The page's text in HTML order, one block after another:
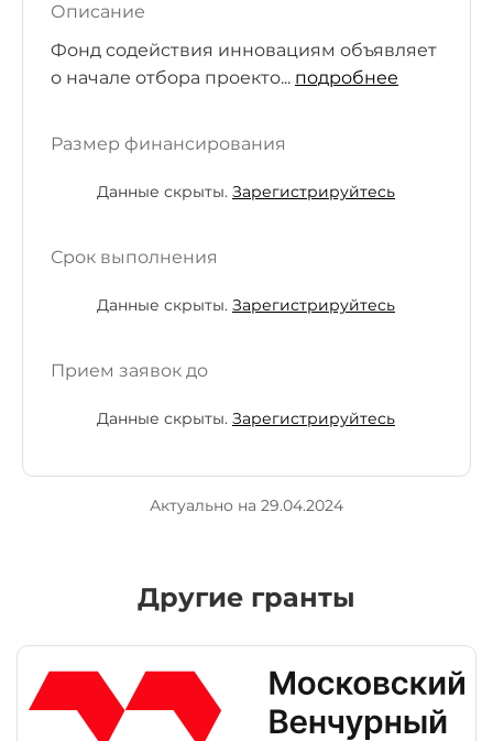
Описание
Фонд содействия инновациям объявляет
о начале отбора проекто... подробнее
Размер финансирования
Данные скрыты. Зарегистрируйтесь
Срок выполнения
Данные скрыты. Зарегистрируйтесь
Прием заявок до
Данные скрыты. Зарегистрируйтесь
Актуально на 29.04.2024
Другие гранты